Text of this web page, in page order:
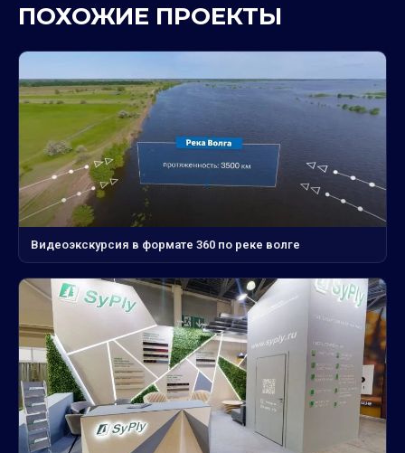
ПОХОЖИЕ ПРОЕКТЫ
Видеоэкскурсия в формате 360 по реке волге